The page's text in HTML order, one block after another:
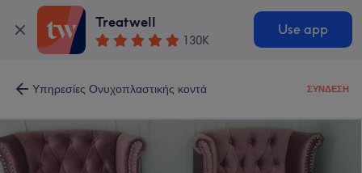
Treatwell
130K
Use app
Υπηρεσίες Ονυχοπλαστικής κοντά ΣΎΝΔΕΣΗ